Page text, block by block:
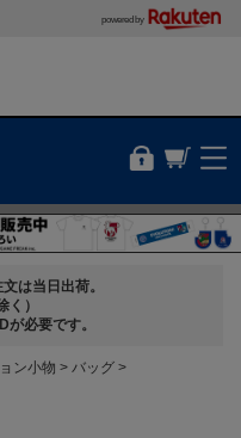
powered by
は当日出荷。
く）
が必要です。
ン小物
バッグ